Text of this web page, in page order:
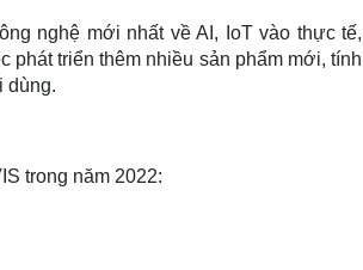
nghệ mới nhất về AI, IoT vào thực tế,
phát triển thêm nhiều sản phẩm mới, tính
dùng.
trong năm 2022: